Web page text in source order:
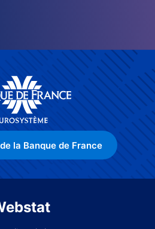
la Banque de France